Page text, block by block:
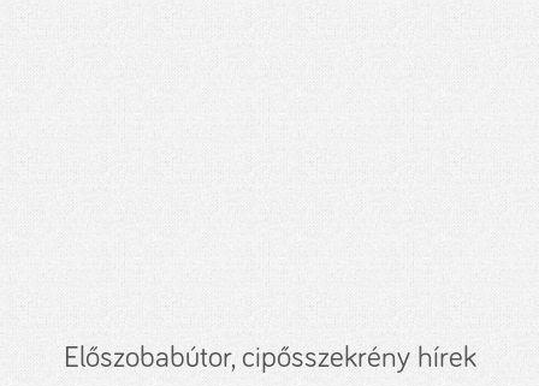
Előszobabútor, cipősszekrény hírek